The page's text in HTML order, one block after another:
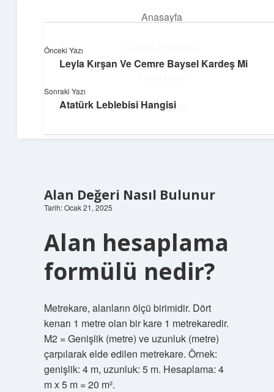
Anasayfa
Hakkımızda
Huzurlu Yaşam Tüyoları
Hayatına ferahlık katan öneriler!
Alan Değeri Nasıl Bulunur
Tarih: Ocak 21, 2025
Alan hesaplama
formülü nedir?
Metrekare, alanların ölçü birimidir. Dört
kenarı 1 metre olan bir kare 1 metrekaredir.
M2 = Genişlik (metre) ve uzunluk (metre)
çarpılarak elde edilen metrekare. Örnek:
genişlik: 4 m, uzunluk: 5 m. Hesaplama: 4
m x 5 m = 20 m².
Önceki Yazı
Leyla Kırşan Ve Cemre Baysel Kardeş Mi
Sonraki Yazı
Atatürk Leblebisi Hangisi